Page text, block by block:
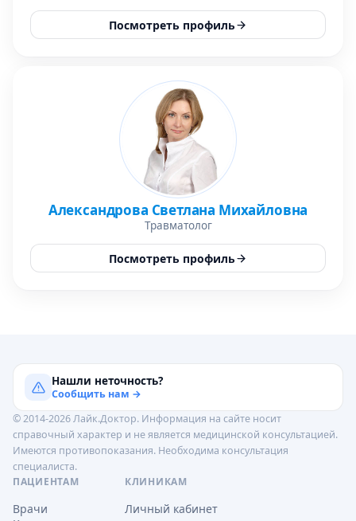
Посмотреть профиль
Александрова Светлана Михайловна
Травматолог
Посмотреть профиль
Нашли неточность?
Сообщить нам →
© 2014-2026 Лайк.Доктор. Информация на сайте носит
справочный характер и не является медицинской консультацией.
Имеются противопоказания. Необходима консультация
специалиста.
ПАЦИЕНТАМ
Врачи
КЛИНИКАМ
Личный кабинет